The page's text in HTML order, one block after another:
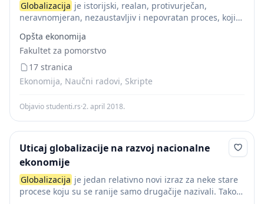
Globalizacija je istorijski, realan, protivurječan,
neravnomjeran, nezaustavljiv i nepovratan proces, koji
oblika, mehanizama i metoda ispoljavanja bitno mijenja
međunarodne ekonomske i druge odnose u smjeru...
Opšta ekonomija
Fakultet za pomorstvo
17 stranica
Ekonomija, Naučni radovi, Skripte
Objavio studenti.rs·2. april 2018.
Uticaj globalizacije na razvoj nacionalne
ekonomije
Globalizacija je jedan relativno novi izraz za neke stare
procese koju su se ranije samo drugačije nazivali. Tako